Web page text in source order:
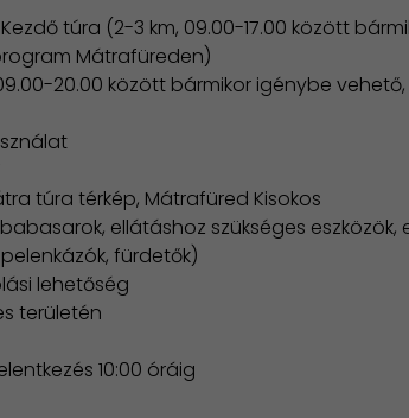
túra (2-3 km, 09.00-17.00 között
Mátrafüreden)
20.00 között bármikor igénybe
túra térkép, Mátrafüred Kisokos
ellátáshoz szükséges eszközök,
fürdetők)
lehetőség
területén
10:00 óráig